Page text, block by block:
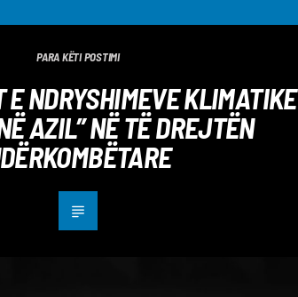
PARA KËTI POSTIMI
E NDRYSHIMEVE KLIMATIKE
AZIL” NË TË DREJTËN